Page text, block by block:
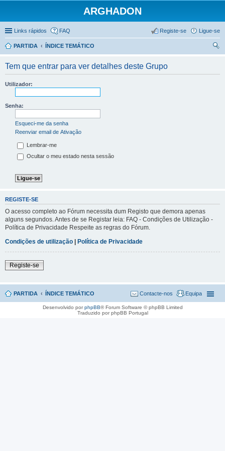
ARGHADON
Links rápidos FAQ Ligue-se
Registe-se
PARTIDA
ÍNDICE TEMÁTICO
Tem que entrar para ver detalhes deste Grupo
Utilizador:
Senha:
Esqueci-me da senha
Reenviar email de Ativação
Lembrar-me
Ocultar o meu estado nesta sessão
REGISTE-SE
O acesso completo ao Fórum necessita dum Registo que demora apenas
alguns segundos. Antes de se Registar leia: FAQ - Condições de Utilização -
Política de Privacidade Respeite as regras do Fórum.
Condições de utilização | Política de Privacidade
Registe-se
PARTIDA ÍNDICE TEMÁTICO Equipa
Contacte-nos
Desenvolvido porphpBB® Forum Software © phpBB Limited
Traduzido por phpBB Portugal